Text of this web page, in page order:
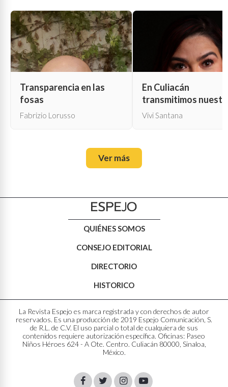
Transparencia en las
fosas
Fabrizio Lorusso
En Culiacán
transmitimos
propia muerte
Vivi Santana
Ver más
QUIÉNES SOMOS
CONSEJO EDITORIAL
DIRECTORIO
HISTORICO
La Revista Espejo es marca registrada y con derechos de autor
reservados. Es una producción de 2019 Espejo Comunicación, S.
de R.L. de C.V. El uso parcial o total de cualquiera de sus
contenidos requiere autorización específica. Oficinas: Paseo
Niños Héroes 624 - A Ote. Centro. Culiacán 80000, Sinaloa,
México.
FacebookTwitterInstagram
Youtube